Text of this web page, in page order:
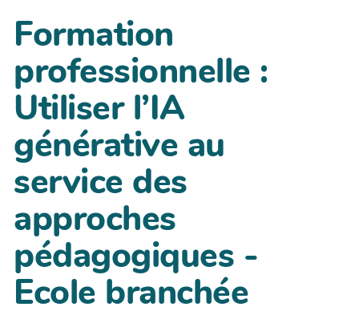
Formation
professionnelle :
Utiliser l’IA
générative au
service des
approches
pédagogiques -
Ecole branchée